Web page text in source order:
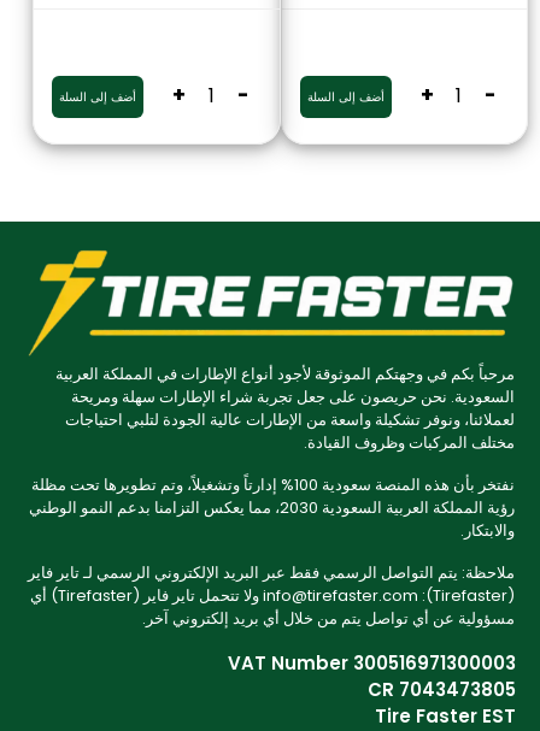
-
+ أضف إلى السلة -
+ أضف إلى السلة
مرحباً بكم في وجهتكم الموثوقة لأجود أنواع الإطارات في المملكة العربية
السعودية. نحن حريصون على جعل تجربة شراء الإطارات سهلة ومريحة
لعملائنا، ونوفر تشكيلة واسعة من الإطارات عالية الجودة لتلبي احتياجات
مختلف المركبات وظروف القيادة.
نفتخر بأن هذه المنصة سعودية 100% إدارتاً وتشغيلاً، وتم تطويرها تحت مظلة
رؤية المملكة العربية السعودية 2030، مما يعكس التزامنا بدعم النمو الوطني
والابتكار.
ملاحظة: يتم التواصل الرسمي فقط عبر البريد الإلكتروني الرسمي لـ تاير فاير
(Tirefaster): info@tirefaster.com ولا تتحمل تاير فاير (Tirefaster) أي
مسؤولية عن أي تواصل يتم من خلال أي بريد إلكتروني آخر.
VAT Number 300516971300003
CR 7043473805
Tire Faster EST